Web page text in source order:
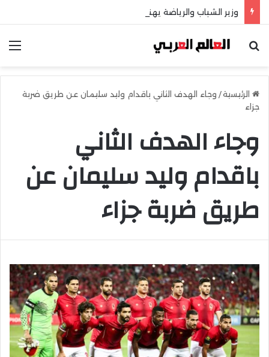
وزير الشباب والرياضة يهنئ منتخب مصر للشطرنج
بحث عن
الرئيسية/ وجاء الهدف الثاني باقدام وليد سليمان عن طريق ضربة
جزاء
وجاء الهدف الثاني
باقدام وليد سليمان عن
طريق ضربة جزاء